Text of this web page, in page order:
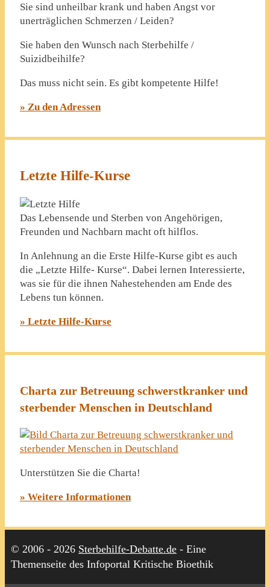
Sie sind unheilbar krank und haben Angst vor
unerträglichen Schmerzen / Leiden?
Sie haben den Wunsch nach Sterbehilfe /
Suizidbeihilfe?
Das muss nicht sein. Es gibt kompetente Hilfe!
» Zu den Adressen
Letzte Hilfe-Kurse
Das Lebensende und Sterben von Angehörigen,
Freunden und Nachbarn macht oft hilflos.
In Anlehnung an die Erste Hilfe-Kurse gibt es auch
die „Letzte Hilfe- Kurse“. Dabei lernen Interessierte,
was sie für die ihnen Nahestehenden am Ende des
Lebens tun können.
» Letzte Hilfe-Kurse
Charta zur Betreuung schwerstkranker und
sterbender Menschen in Deutschland
Unterstützen Sie die Charta!
» Weitere Informationen
© 2006 - 2026 Sterbehilfe-Debatte.de - Eine
Themenseite des Infoportal Kritische Bioethik